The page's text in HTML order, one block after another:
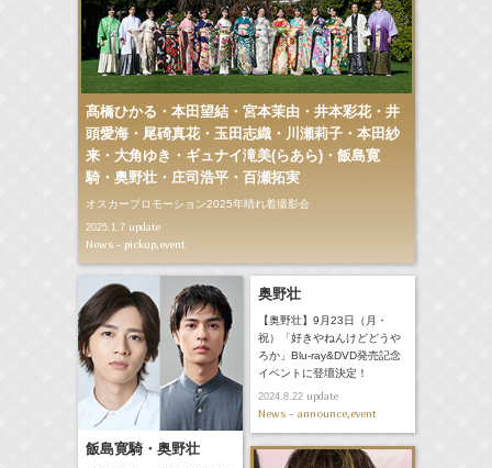
髙橋ひかる・本田望結・宮本茉由・井本彩花・井
頭愛海・尾碕真花・玉田志織・川瀬莉子・本田紗
来・大角ゆき・ギュナイ滝美(らあら)・飯島寛
騎・奥野壮・庄司浩平・百瀬拓実
オスカープロモーション2025年晴れ着撮影会
2025.1.7update
News - pickup,event
飯島寛騎・奥野壮
奥野壮
【奥野壮】9月23日（月・
祝）「好きやねんけどどうや
ろか」Blu-ray&DVD発売記念
イベントに登壇決定！
2024.8.22update
News - announce,event